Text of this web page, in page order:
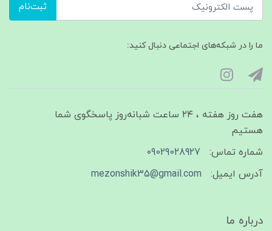
ثبت‌نام
ما را در شبکه‌های اجتماعی دنبال کنید:
هفت روز هفته ، ۲۴ ساعت شبانه‌روز پاسخگوی شما
هستیم
شماره تماس:
09029028927
آدرس ایمیل:
mezonshik35@gmail.com
درباره ما